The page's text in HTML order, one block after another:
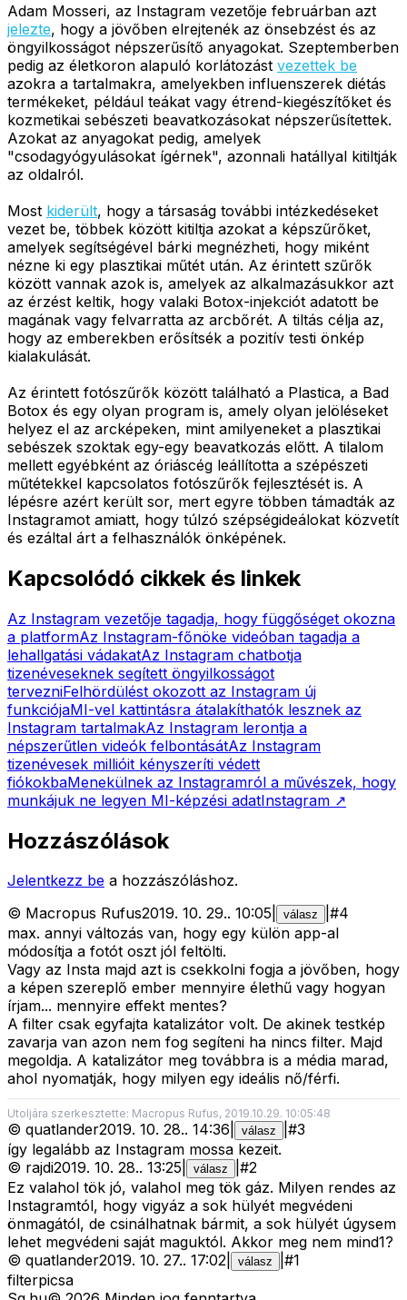
Adam Mosseri, az Instagram vezetője februárban azt
jelezte, hogy a jövőben elrejtenék az önsebzést és az
öngyilkosságot népszerűsítő anyagokat. Szeptemberben
pedig az életkoron alapuló korlátozást vezettek be
azokra a tartalmakra, amelyekben influenszerek diétás
termékeket, például teákat vagy étrend-kiegészítőket és
kozmetikai sebészeti beavatkozásokat népszerűsítettek.
Azokat az anyagokat pedig, amelyek
"csodagyógyulásokat ígérnek", azonnali hatállyal kitiltják
az oldalról.
Most kiderült, hogy a társaság további intézkedéseket
vezet be, többek között kitiltja azokat a képszűrőket,
amelyek segítségével bárki megnézheti, hogy miként
nézne ki egy plasztikai műtét után. Az érintett szűrők
között vannak azok is, amelyek az alkalmazásukkor azt
az érzést keltik, hogy valaki Botox-injekciót adatott be
magának vagy felvarratta az arcbőrét. A tiltás célja az,
hogy az emberekben erősítsék a pozitív testi önkép
kialakulását.
Az érintett fotószűrők között található a Plastica, a Bad
Botox és egy olyan program is, amely olyan jelöléseket
helyez el az arcképeken, mint amilyeneket a plasztikai
sebészek szoktak egy-egy beavatkozás előtt. A tilalom
mellett egyébként az óriáscég leállította a szépészeti
műtétekkel kapcsolatos fotószűrők fejlesztését is. A
lépésre azért került sor, mert egyre többen támadták az
Instagramot amiatt, hogy túlzó szépségideálokat közvetít
és ezáltal árt a felhasználók önképének.
Kapcsolódó cikkek és linkek
Az Instagram vezetője tagadja, hogy függőséget okozna
a platformAz Instagram-főnöke videóban tagadja a
lehallgatási vádakatAz Instagram chatbotja
tizenéveseknek segített öngyilkosságot
tervezniFelhördülést okozott az Instagram új
funkciójaMI-vel kattintásra átalakíthatók lesznek az
Instagram tartalmakAz Instagram lerontja a
népszerűtlen videók felbontásátAz Instagram
tizenévesek millióit kényszeríti védett
fiókokbaMenekülnek az Instagramról a művészek, hogy
munkájuk ne legyen MI-képzési adatInstagram ↗
Hozzászólások
Jelentkezz be a hozzászóláshoz.
© Macropus Rufus2019. 10. 29.. 10:05 válasz #4
max. annyi változás van, hogy egy külön app-al
módosítja a fotót oszt jól feltölti.
Vagy az Insta majd azt is csekkolni fogja a jövőben, hogy
a képen szereplő ember mennyire élethű vagy hogyan
írjam... mennyire effekt mentes?
A filter csak egyfajta katalizátor volt. De akinek testkép
zavarja van azon nem fog segíteni ha nincs filter. Majd
megoldja. A katalizátor meg továbbra is a média marad,
ahol nyomatják, hogy milyen egy ideális nő/férfi.
Utoljára szerkesztette: Macropus Rufus, 2019.10.29. 10:05:48
© quatlander2019. 10. 28.. 14:36 válasz #3
így legalább az Instagram mossa kezeit.
© rajdi2019. 10. 28.. 13:25 válasz #2
Ez valahol tök jó, valahol meg tök gáz. Milyen rendes az
Instagramtól, hogy vigyáz a sok hülyét megvédeni
önmagától, de csinálhatnak bármit, a sok hülyét úgysem
lehet megvédeni saját maguktól. Akkor meg nem mind1?
© quatlander2019. 10. 27.. 17:02 válasz #1
filterpicsa